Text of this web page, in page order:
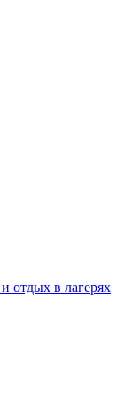
отдых в лагерях